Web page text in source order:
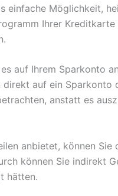
einfache Möglichkeit,
Ihrer
auf Ihrem Sparkonto
direkt auf ein Sparkonto
anstatt es
anbietet, können Sie
können Sie indirekt
hätten.